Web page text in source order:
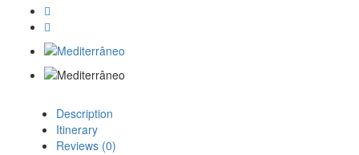
Description
Itinerary
Reviews (0)